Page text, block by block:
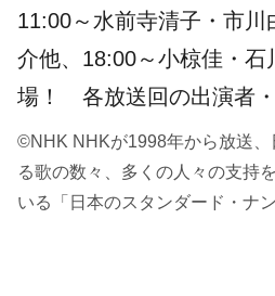
11:00～水前寺清子・市川
介他、18:00～小椋佳・石
場！ 各放送回の出演者
©NHK NHKが1998年から放送、
る歌の数々、多くの人々の支持
いる「日本のスタンダード・ナ